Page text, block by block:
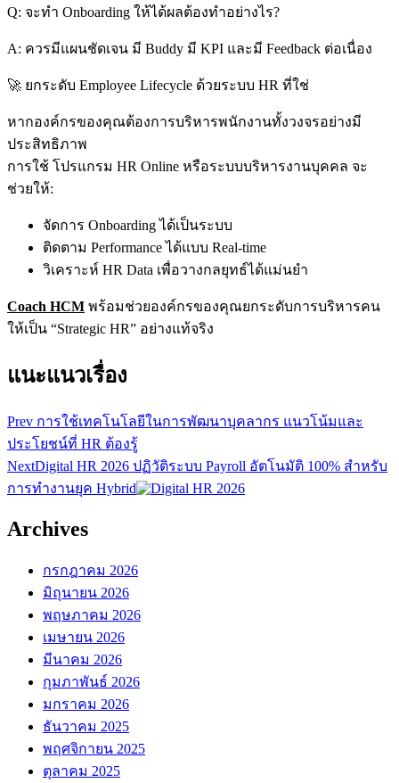
Q: จะทำ Onboarding ให้ได้ผลต้องทำอย่างไร?
A: ควรมีแผนชัดเจน มี Buddy มี KPI และมี Feedback ต่อเนื่อง
🚀 ยกระดับ Employee Lifecycle ด้วยระบบ HR ที่ใช่
หากองค์กรของคุณต้องการบริหารพนักงานทั้งวงจรอย่างมี
ประสิทธิภาพ
การใช้ โปรแกรม HR Online หรือระบบบริหารงานบุคคล จะ
ช่วยให้:
จัดการ Onboarding ได้เป็นระบบ
ติดตาม Performance ได้แบบ Real-time
วิเคราะห์ HR Data เพื่อวางกลยุทธ์ได้แม่นยำ
Coach HCM พร้อมช่วยองค์กรของคุณยกระดับการบริหารคน
ให้เป็น “Strategic HR” อย่างแท้จริง
แนะแนวเรื่อง
Prev การใช้เทคโนโลยีในการพัฒนาบุคลากร แนวโน้มและ
ประโยชน์ที่ HR ต้องรู้
NextDigital HR 2026 ปฏิวัติระบบ Payroll อัตโนมัติ 100% สำหรับ
การทำงานยุค Hybrid
Archives
กรกฎาคม 2026
มิถุนายน 2026
พฤษภาคม 2026
เมษายน 2026
มีนาคม 2026
กุมภาพันธ์ 2026
มกราคม 2026
ธันวาคม 2025
พฤศจิกายน 2025
ตุลาคม 2025